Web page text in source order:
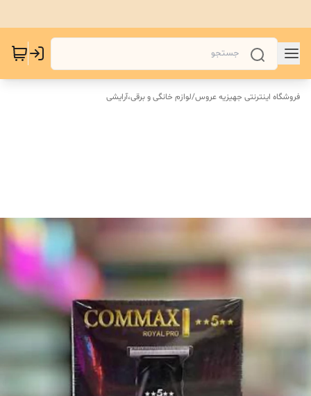
فروشگاه اینترنتی جهیزیه عروس/لوازم خانگی و برقی،آرایشی